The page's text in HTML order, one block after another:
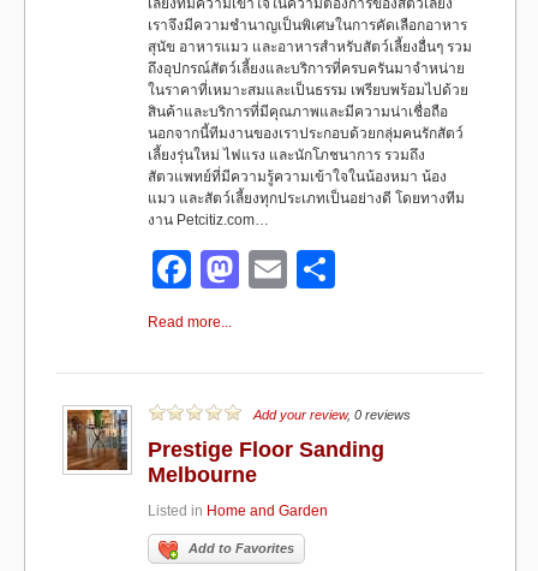
เลี้ยงที่มีความเข้าใจในความต้องการของสัตว์เลี้ยง
เราจึงมีความชำนาญเป็นพิเศษในการคัดเลือกอาหาร
สุนัข อาหารแมว และอาหารสำหรับสัตว์เลี้ยงอื่นๆ รวม
ถึงอุปกรณ์สัตว์เลี้ยงและบริการที่ครบครันมาจำหน่าย
ในราคาที่เหมาะสมและเป็นธรรม เพรียบพร้อมไปด้วย
สินค้าและบริการที่มีคุณภาพและมีความน่าเชื่อถือ
นอกจากนี้ทีมงานของเราประกอบด้วยกลุ่มคนรักสัตว์
เลี้ยงรุ่นใหม่ ไฟแรง และนักโภชนาการ รวมถึง
สัตวแพทย์ที่มีความรู้ความเข้าใจในน้องหมา น้อง
แมว และสัตว์เลี้ยงทุกประเภทเป็นอย่างดี โดยทางทีม
งาน Petcitiz.com…
F
a
e
b
o
o
k
M
o
d
o
n
E
e
Read more...
Add your review, 0 reviews
Prestige Floor Sanding
Melbourne
Listed in Home and Garden
Add to Favorites